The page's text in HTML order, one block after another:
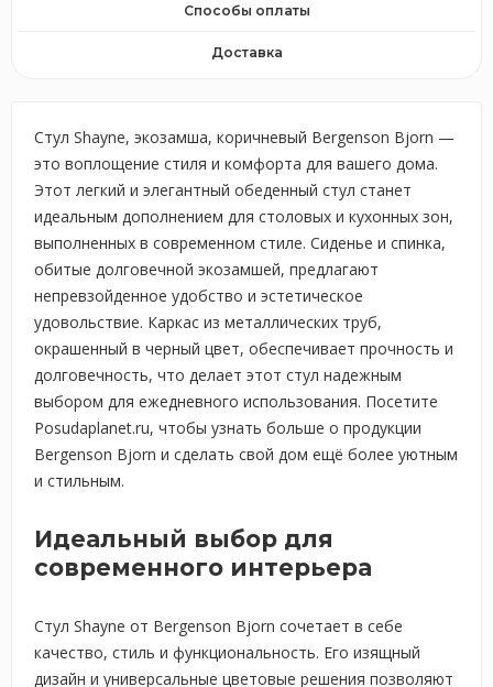
Способы оплаты
Доставка
Стул Shayne, экозамша, коричневый Bergenson Bjorn —
это воплощение стиля и комфорта для вашего дома.
Этот легкий и элегантный обеденный стул станет
идеальным дополнением для столовых и кухонных зон,
выполненных в современном стиле. Сиденье и спинка,
обитые долговечной экозамшей, предлагают
непревзойденное удобство и эстетическое
удовольствие. Каркас из металлических труб,
окрашенный в черный цвет, обеспечивает прочность и
долговечность, что делает этот стул надежным
выбором для ежедневного использования. Посетите
Posudaplanet.ru, чтобы узнать больше о продукции
Bergenson Bjorn и сделать свой дом ещё более уютным
и стильным.
Идеальный выбор для
современного интерьера
Стул Shayne от Bergenson Bjorn сочетает в себе
качество, стиль и функциональность. Его изящный
дизайн и универсальные цветовые решения позволяют